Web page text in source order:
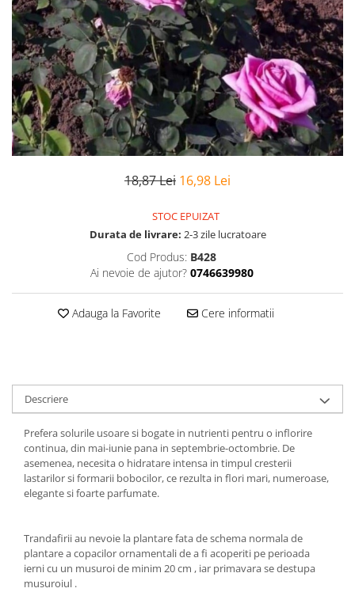
18,87 Lei 16,98 Lei
STOC EPUIZAT
Durata de livrare: 2-3 zile lucratoare
Cod Produs: B428
Ai nevoie de ajutor? 0746639980
Adauga la Favorite Cere informatii
Descriere
Prefera solurile usoare si bogate in nutrienti pentru o inflorire
continua, din mai-iunie pana in septembrie-octombrie. De
asemenea, necesita o hidratare intensa in timpul cresterii
lastarilor si formarii bobocilor, ce rezulta in flori mari, numeroase,
elegante si foarte parfumate.
Trandafirii au nevoie la plantare fata de schema normala de
plantare a copacilor ornamentali de a fi acoperiti pe perioada
ierni cu un musuroi de minim 20 cm , iar primavara se destupa
musuroiul .